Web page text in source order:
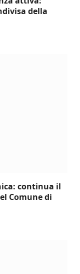
della
continua il
Comune di